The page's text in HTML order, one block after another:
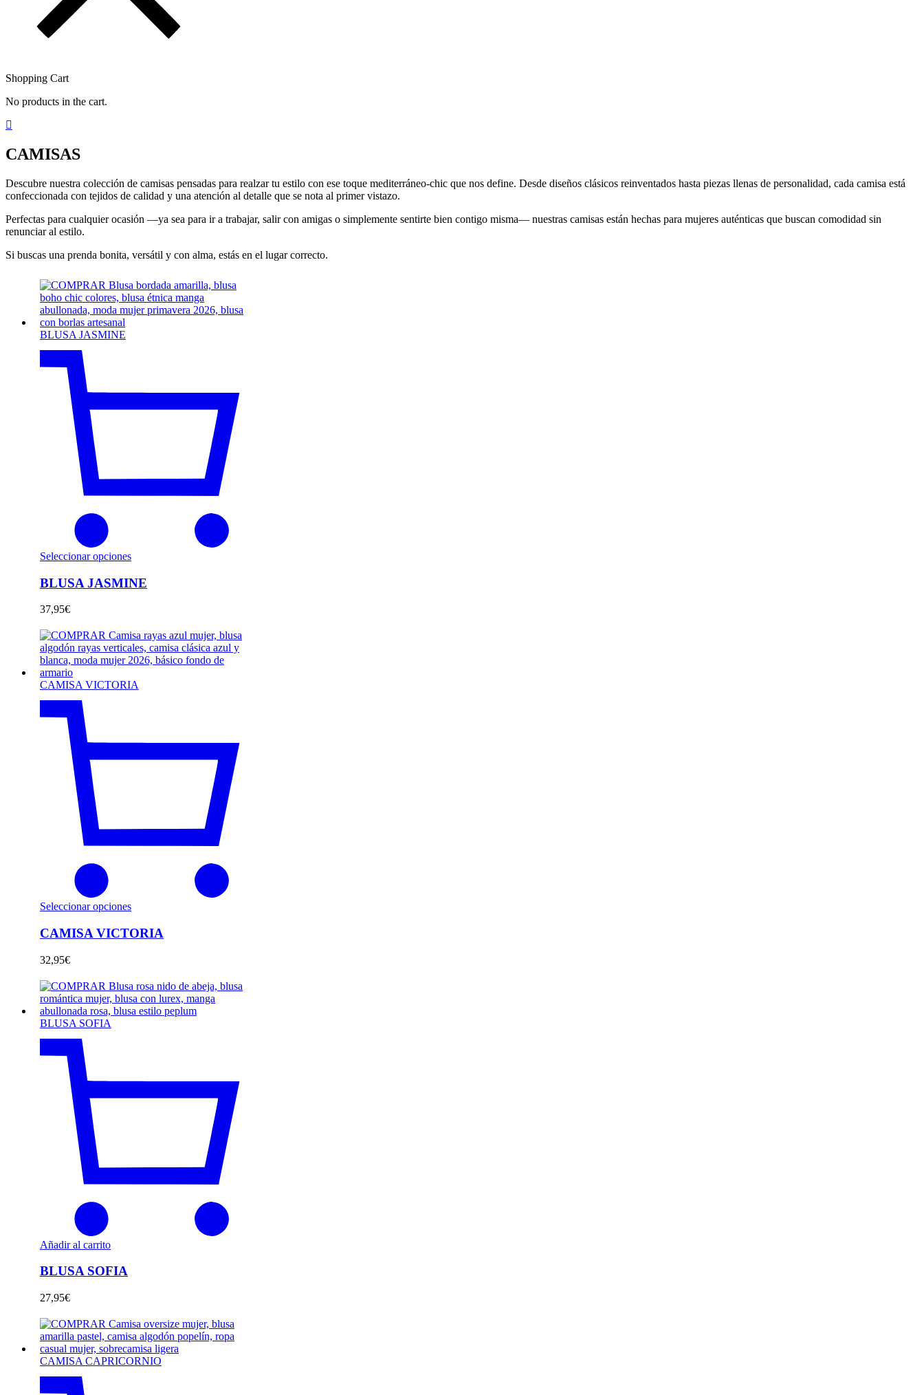
Shopping Cart
No products in the cart.
CAMISAS
Descubre nuestra colección de camisas pensadas para realzar tu estilo con ese toque mediterráneo-chic que nos define. Desde diseños clásicos reinventados hasta piezas llenas de personalidad, cada camisa está
confeccionada con tejidos de calidad y una atención al detalle que se nota al primer vistazo.
Perfectas para cualquier ocasión —ya sea para ir a trabajar, salir con amigas o simplemente sentirte bien contigo misma— nuestras camisas están hechas para mujeres auténticas que buscan comodidad sin
renunciar al estilo.
Si buscas una prenda bonita, versátil y con alma, estás en el lugar correcto.
BLUSA JASMINE
Seleccionar opciones
BLUSA JASMINE
37,95€
CAMISA VICTORIA
Seleccionar opciones
CAMISA VICTORIA
32,95€
BLUSA SOFIA
Añadir al carrito
BLUSA SOFIA
27,95€
CAMISA CAPRICORNIO